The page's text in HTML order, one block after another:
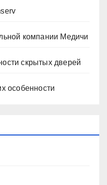
компании Медичи
скрытых дверей
особенности